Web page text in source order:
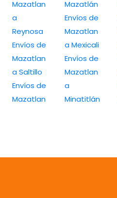
Mazatlan
a
Reynosa
Envíos de
Mazatlan
a Saltillo
Envíos de
Mazatlan
Mazatlán
Envíos de
Mazatlan
a Mexicali
Envíos de
Mazatlan
a
Minatitlán